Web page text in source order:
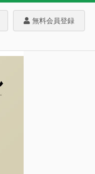
無料会員登録